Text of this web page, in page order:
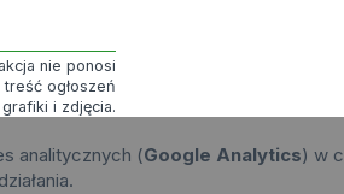
nie ponosi
ogłoszeń
i zdjęcia.
analitycznych (Google Analytics) w